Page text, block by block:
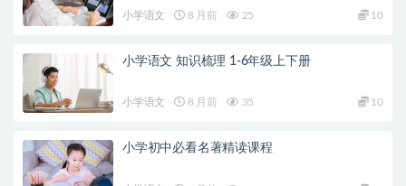
小学语文 8 月前 25 10
小学语文 知识梳理 1-6年级上下册
小学语文 8 月前 35 10
小学初中必看名著精读课程